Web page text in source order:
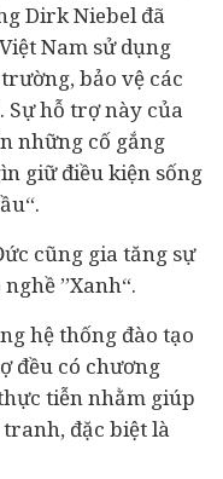
Dirk Niebel đã
Nam sử dụng
bảo vệ các
Sự hỗ trợ này của
những cố gắng
giữ điều kiện sống
cũng gia tăng sự
’’Xanh“.
hệ thống đào tạo
đều có chương
tiễn nhằm giúp
đặc biệt là